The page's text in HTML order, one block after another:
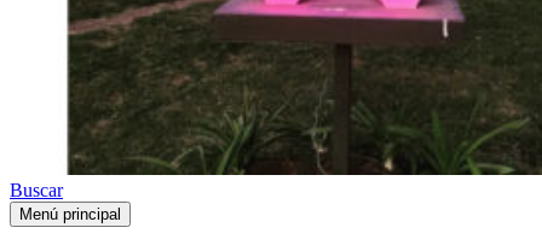
Buscar
Menú principal